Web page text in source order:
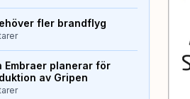
fler brandflyg
Embraer planerar för
av Gripen